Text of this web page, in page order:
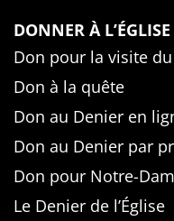
DONNER À L’ÉGLISE
Don pour la visite
Don à la quête
Don au Denier en
Don au Denier par
Don pour Notre-
Le Denier de l’Église